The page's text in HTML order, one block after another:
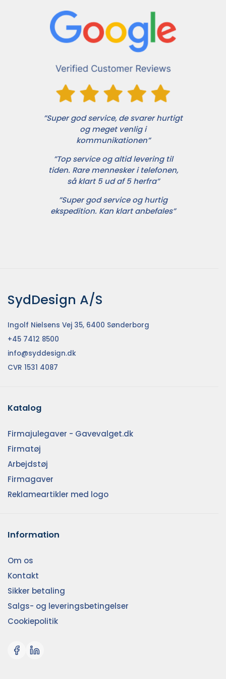
”Super god service, de svarer hurtigt
og meget venlig i
kommunikationen”
”Top service og altid levering til
tiden. Rare mennesker i telefonen,
så klart 5 ud af 5 herfra”
”Super god service og hurtig
ekspedition. Kan klart anbefales”
SydDesign A/S
Ingolf Nielsens Vej 35, 6400 Sønderborg
+45 7412 8500
info@syddesign.dk
CVR 1531 4087
Katalog
Firmajulegaver - Gavevalget.dk
Firmatøj
Arbejdstøj
Firmagaver
Reklameartikler med logo
Information
Om os
Kontakt
Sikker betaling
Salgs- og leveringsbetingelser
Cookiepolitik